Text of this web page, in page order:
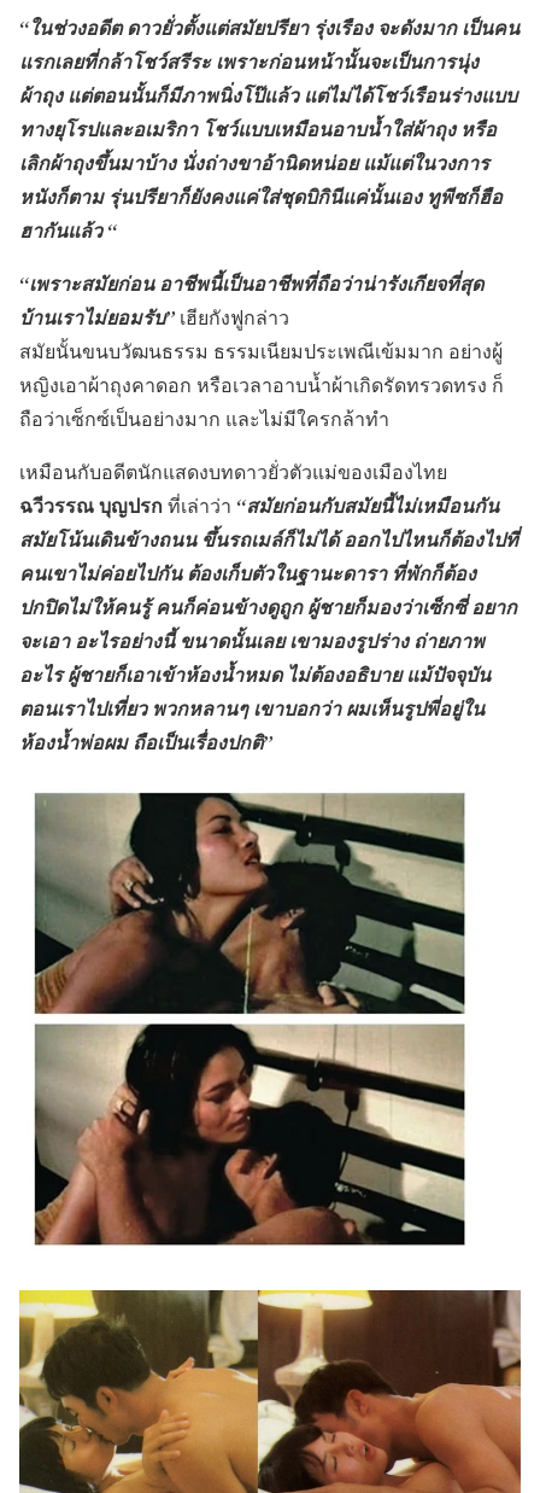
“ในช่วงอดีต ดาวยั่วตั้งแต่สมัยปรียา รุ่งเรือง จะดังมาก เป็นคน
แรกเลยที่กล้าโชว์สรีระ เพราะก่อนหน้านั้นจะเป็นการนุ่ง
ผ้าถุง แต่ตอนนั้นก็มีภาพนิ่งโป๊แล้ว แต่ไม่ได้โชว์เรือนร่างแบบ
ทางยุโรปและอเมริกา โชว์แบบเหมือนอาบน้ำใส่ผ้าถุง หรือ
เลิกผ้าถุงขึ้นมาบ้าง นั่งถ่างขาอ้านิดหน่อย แม้แต่ในวงการ
หนังก็ตาม รุ่นปรียาก็ยังคงแค่ใส่ชุดบิกินีแค่นั้นเอง ทูพีซก็ฮือ
ฮากันแล้ว “
“เพราะสมัยก่อน อาชีพนี้เป็นอาชีพที่ถือว่าน่ารังเกียจที่สุด
บ้านเราไม่ยอมรับ” เฮียกังฟูกล่าว
สมัยนั้นขนบวัฒนธรรม ธรรมเนียมประเพณีเข้มมาก อย่างผู้
หญิงเอาผ้าถุงคาดอก หรือเวลาอาบน้ำผ้าเกิดรัดทรวดทรง ก็
ถือว่าเซ็กซ์เป็นอย่างมาก และไม่มีใครกล้าทำ
เหมือนกับอดีตนักแสดงบทดาวยั่วตัวแม่ของเมืองไทย
ฉวีวรรณ บุญปรก ที่เล่าว่า “สมัยก่อนกับสมัยนี้ไม่เหมือนกัน
สมัยโน้นเดินข้างถนน ขึ้นรถเมล์ก็ไม่ได้ ออกไปไหนก็ต้องไปที่
คนเขาไม่ค่อยไปกัน ต้องเก็บตัวในฐานะดารา ที่พักก็ต้อง
ปกปิดไม่ให้คนรู้ คนก็ค่อนข้างดูถูก ผู้ชายก็มองว่าเซ็กซี่ อยาก
จะเอา อะไรอย่างนี้ ขนาดนั้นเลย เขามองรูปร่าง ถ่ายภาพ
อะไร ผู้ชายก็เอาเข้าห้องน้ำหมด ไม่ต้องอธิบาย แม้ปัจจุบัน
ตอนเราไปเที่ยว พวกหลานๆ เขาบอกว่า ผมเห็นรูปพี่อยู่ใน
ห้องน้ำพ่อผม ถือเป็นเรื่องปกติ”